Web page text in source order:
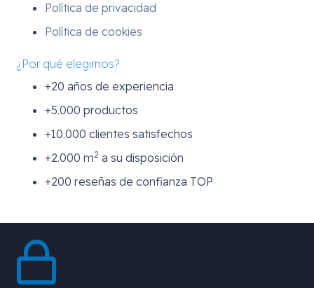
Política de privacidad
Política de cookies
¿Por qué elegirnos?
+20 años de experiencia
+5.000 productos
+10.000 clientes satisfechos
+2.000 m2 a su disposición
+200 reseñas de confianza TOP